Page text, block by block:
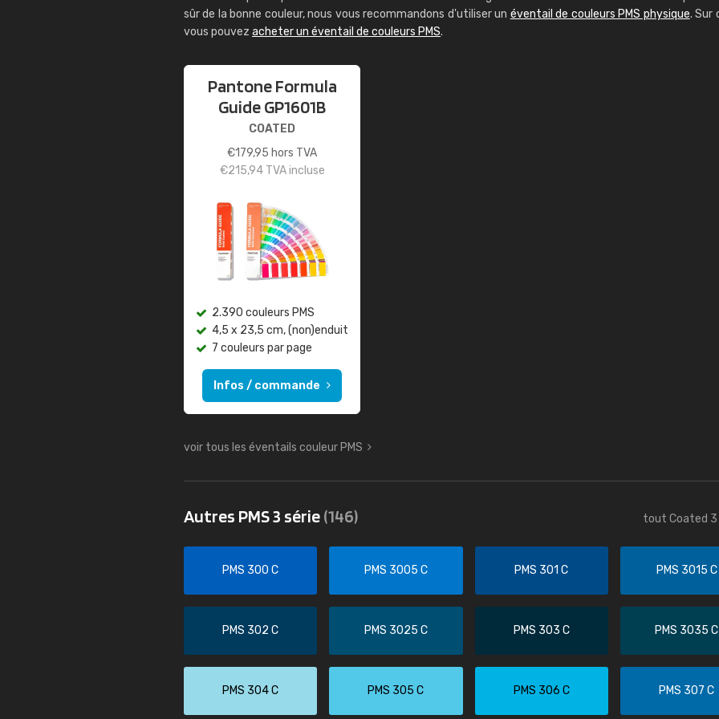
sûr de la bonne couleur, nous vous recommandons d'utiliser un éventail de couleurs PMS physique. Sur
vous pouvez acheter un éventail de couleurs PMS.
Pantone Formula
Guide GP1601B
COATED
€179,95 hors TVA
€215,94TVA incluse
2.390 couleurs PMS
4,5 x 23,5 cm, (non)enduit
7 couleurs par page
Infos / commande
voir tous les éventails couleur PMS
Autres PMS 3 série(146) tout Coated 3
PMS 300 C PMS 3005 C PMS 301 C PMS 3015 C
PMS 302 C PMS 3025 C PMS 303 C PMS 3035 C
PMS 304 C PMS 305 C PMS 306 C PMS 307 C